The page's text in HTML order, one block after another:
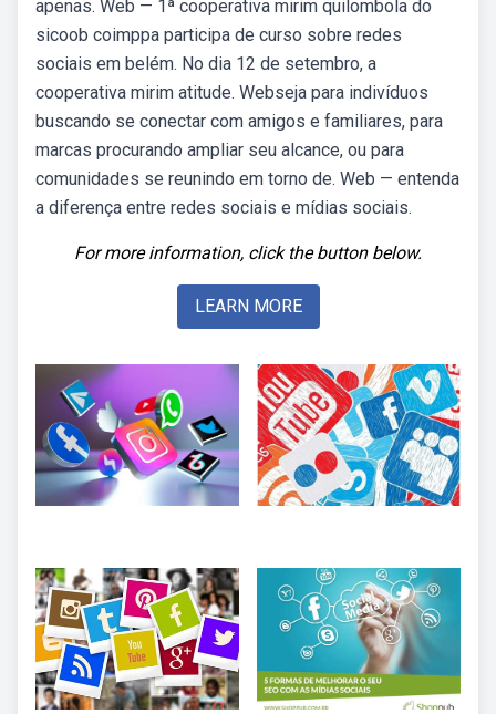
apenas. Web — 1ª cooperativa mirim quilombola do
sicoob coimppa participa de curso sobre redes
sociais em belém. No dia 12 de setembro, a
cooperativa mirim atitude. Webseja para indivíduos
buscando se conectar com amigos e familiares, para
marcas procurando ampliar seu alcance, ou para
comunidades se reunindo em torno de. Web — entenda
a diferença entre redes sociais e mídias sociais.
For more information, click the button below.
LEARN MORE